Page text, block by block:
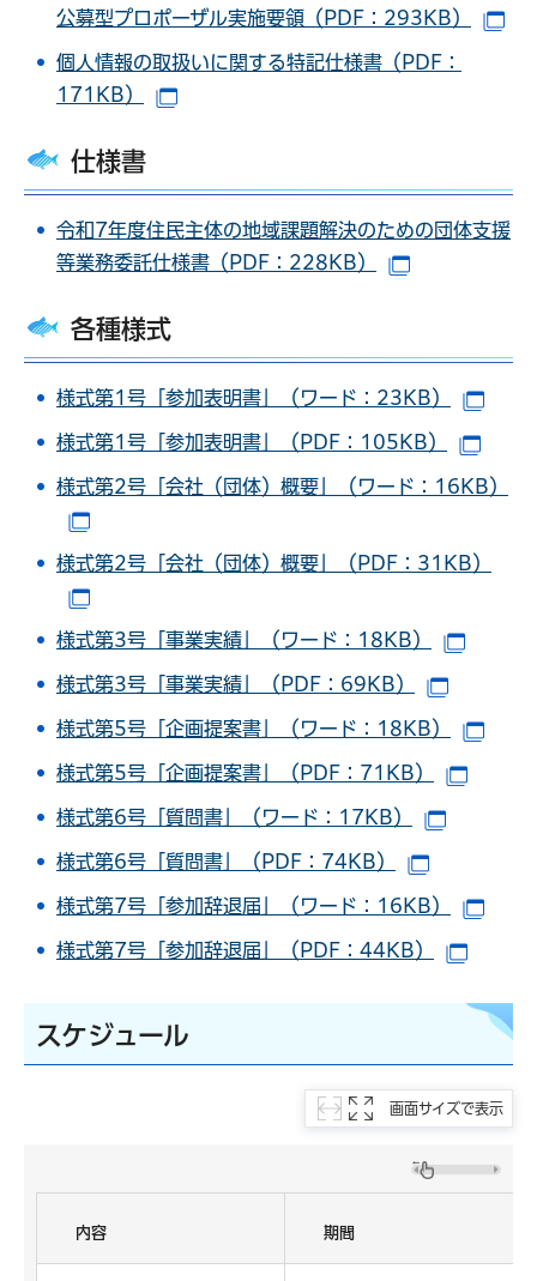
公募型プロポーザル実施要領（PDF：293KB）
個人情報の取扱いに関する特記仕様書（PDF：
171KB）
仕様書
令和7年度住民主体の地域課題解決のための団体支援
等業務委託仕様書（PDF：228KB）
各種様式
様式第1号「参加表明書」（ワード：23KB）
様式第1号「参加表明書」（PDF：105KB）
様式第2号「会社（団体）概要」（ワード：16KB）
様式第2号「会社（団体）概要」（PDF：31KB）
様式第3号「事業実績」（ワード：18KB）
様式第3号「事業実績」（PDF：69KB）
様式第5号「企画提案書」（ワード：18KB）
様式第5号「企画提案書」（PDF：71KB）
様式第6号「質問書」（ワード：17KB）
様式第6号「質問書」（PDF：74KB）
様式第7号「参加辞退届」（ワード：16KB）
様式第7号「参加辞退届」（PDF：44KB）
スケジュール
画面サイズで表示
内容 期間